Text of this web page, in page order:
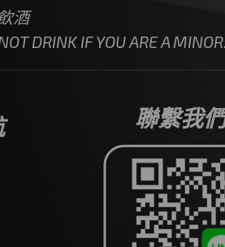
酒
DRINK IF YOU ARE A MINOR.
聯繫我